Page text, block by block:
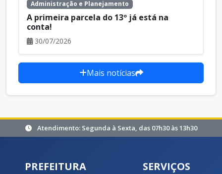
Administração e Planejamento
A primeira parcela do 13º já está na
conta!
30/07/2026
Mais notícias
Atendimento: Segunda à Sexta, das 07h30 às 13h30
PREFEITURA SERVIÇOS